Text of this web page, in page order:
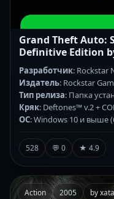
Grand Theft Auto:
Definitive Edition
Разработчик: Rockstar
Издатель: Rockstar
Тип релиза: Папка
Кряк: Deftones™ v.2 +
ОС: Windows 10 и выше
528 💬 0 ★ 4.9
Action 2005 by